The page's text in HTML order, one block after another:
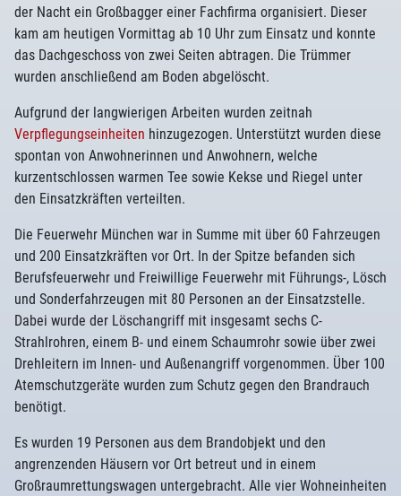
der Nacht ein Großbagger einer Fachfirma organisiert. Dieser
kam am heutigen Vormittag ab 10 Uhr zum Einsatz und konnte
das Dachgeschoss von zwei Seiten abtragen. Die Trümmer
wurden anschließend am Boden abgelöscht.
Aufgrund der langwierigen Arbeiten wurden zeitnah
Verpflegungseinheiten hinzugezogen. Unterstützt wurden diese
spontan von Anwohnerinnen und Anwohnern, welche
kurzentschlossen warmen Tee sowie Kekse und Riegel unter
den Einsatzkräften verteilten.
Die Feuerwehr München war in Summe mit über 60 Fahrzeugen
und 200 Einsatzkräften vor Ort. In der Spitze befanden sich
Berufsfeuerwehr und Freiwillige Feuerwehr mit Führungs-, Lösch
und Sonderfahrzeugen mit 80 Personen an der Einsatzstelle.
Dabei wurde der Löschangriff mit insgesamt sechs C-
Strahlrohren, einem B- und einem Schaumrohr sowie über zwei
Drehleitern im Innen- und Außenangriff vorgenommen. Über 100
Atemschutzgeräte wurden zum Schutz gegen den Brandrauch
benötigt.
Es wurden 19 Personen aus dem Brandobjekt und den
angrenzenden Häusern vor Ort betreut und in einem
Großraumrettungswagen untergebracht. Alle vier Wohneinheiten